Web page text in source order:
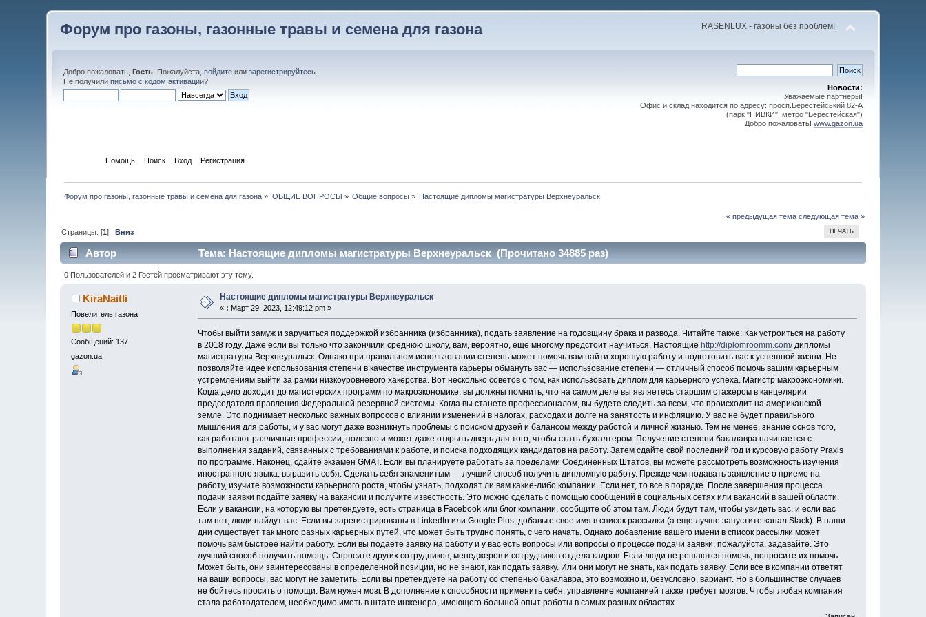
Форум про газоны, газонные травы и семена для газона RASENLUX - газоны без проблем!
Добро пожаловать,Гость . Пожалуйста,войдите илизарегистрируйтесь
Не получилиписьмо с кодом активации?
Новости:
Уважаемые партнеры!
Офис и склад находится по адресу: просп.Берестейський 82-А
(парк "НИВКИ", метро "Берестейская")
Добро пожаловать! www.gazon.ua
Помощь Поиск Вход Регистрация
Форум про газоны, газонные травы и семена для газона » ОБЩИЕ ВОПРОСЫ » Общие вопросы » Настоящие дипломы магистратуры Верхнеуральск
« предыдущая тема следующая тема »
ПЕЧАТЬ
Страницы: [1]Вниз
Автор Тема: Настоящие дипломы магистратуры Верхнеуральск (Прочитано 34885 раз)
0 Пользователей и 2 Гостей просматривают эту тему.
KiraNaitli
Повелитель газона
Сообщений: 137
gazon.ua
Настоящие дипломы магистратуры Верхнеуральск
« : Март 29, 2023, 12:49:12 pm »
Чтобы выйти замуж и заручиться поддержкой избранника (избранника), подать заявление на годовщину брака и развода. Читайте также: Как устроиться на работу
в 2018 году. Даже если вы только что закончили среднюю школу, вам, вероятно, еще многому предстоит научиться. Настоящие http://diplomroomm.com/дипломы
магистратуры Верхнеуральск. Однако при правильном использовании степень может помочь вам найти хорошую работу и подготовить вас к успешной жизни. Не
позволяйте идее использования степени в качестве инструмента карьеры обмануть вас — использование степени — отличный способ помочь вашим карьерным
устремлениям выйти за рамки низкоуровневого хакерства. Вот несколько советов о том, как использовать диплом для карьерного успеха. Магистр макроэкономики.
Когда дело доходит до магистерских программ по макроэкономике, вы должны помнить, что на самом деле вы являетесь старшим стажером в канцелярии
председателя правления Федеральной резервной системы. Когда вы станете профессионалом, вы будете следить за всем, что происходит на американской
земле. Это поднимает несколько важных вопросов о влиянии изменений в налогах, расходах и долге на занятость и инфляцию. У вас не будет правильного
мышления для работы, и у вас могут даже возникнуть проблемы с поиском друзей и балансом между работой и личной жизнью. Тем не менее, знание основ того,
как работают различные профессии, полезно и может даже открыть дверь для того, чтобы стать бухгалтером. Получение степени бакалавра начинается с
выполнения заданий, связанных с требованиями к работе, и поиска подходящих кандидатов на работу. Затем сдайте свой последний год и курсовую работу Praxis
по программе. Наконец, сдайте экзамен GMAT. Если вы планируете работать за пределами Соединенных Штатов, вы можете рассмотреть возможность изучения
иностранного языка. выразить себя. Сделать себя знаменитым — лучший способ получить дипломную работу. Прежде чем подавать заявление о приеме на
работу, изучите возможности карьерного роста, чтобы узнать, подходят ли вам какие-либо компании. Если нет, то все в порядке. После завершения процесса
подачи заявки подайте заявку на вакансии и получите известность. Это можно сделать с помощью сообщений в социальных сетях или вакансий в вашей области.
Если у вакансии, на которую вы претендуете, есть страница в Facebook или блог компании, сообщите об этом там. Люди будут там, чтобы увидеть вас, и если вас
там нет, люди найдут вас. Если вы зарегистрированы в LinkedIn или Google Plus, добавьте свое имя в список рассылки (а еще лучше запустите канал Slack). В наши
дни существует так много разных карьерных путей, что может быть трудно понять, с чего начать. Однако добавление вашего имени в список рассылки может
помочь вам быстрее найти работу. Если вы подаете заявку на работу и у вас есть вопросы или вопросы о процессе подачи заявки, пожалуйста, задавайте. Это
лучший способ получить помощь. Спросите других сотрудников, менеджеров и сотрудников отдела кадров. Если люди не решаются помочь, попросите их помочь.
Может быть, они заинтересованы в определенной позиции, но не знают, как подать заявку. Или они могут не знать, как подать заявку. Если все в компании ответят
на ваши вопросы, вас могут не заметить. Если вы претендуете на работу со степенью бакалавра, это возможно и, безусловно, вариант. Но в большинстве случаев
не бойтесь просить о помощи. Вам нужен мозг. В дополнение к способности применить себя, управление компанией также требует мозгов. Чтобы любая компания
стала работодателем, необходимо иметь в штате инженера, имеющего большой опыт работы в самых разных областях.